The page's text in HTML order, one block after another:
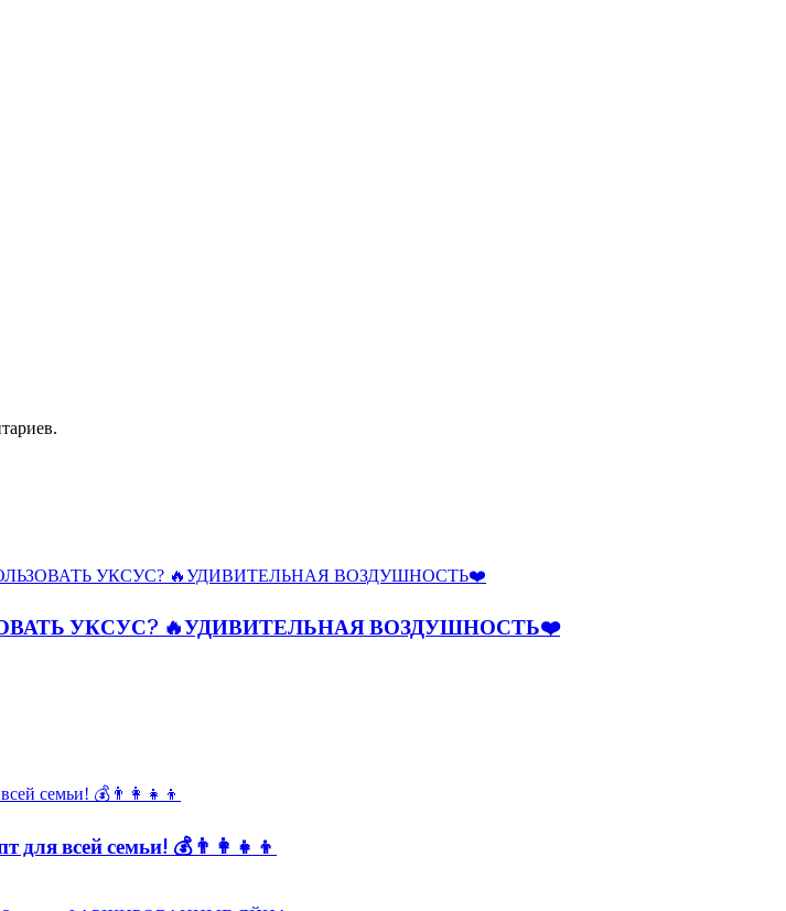
УКСУС? 🔥УДИВИТЕЛЬНАЯ ВОЗДУШНОСТЬ❤️
всей семьи! 💰👨👩👧👦